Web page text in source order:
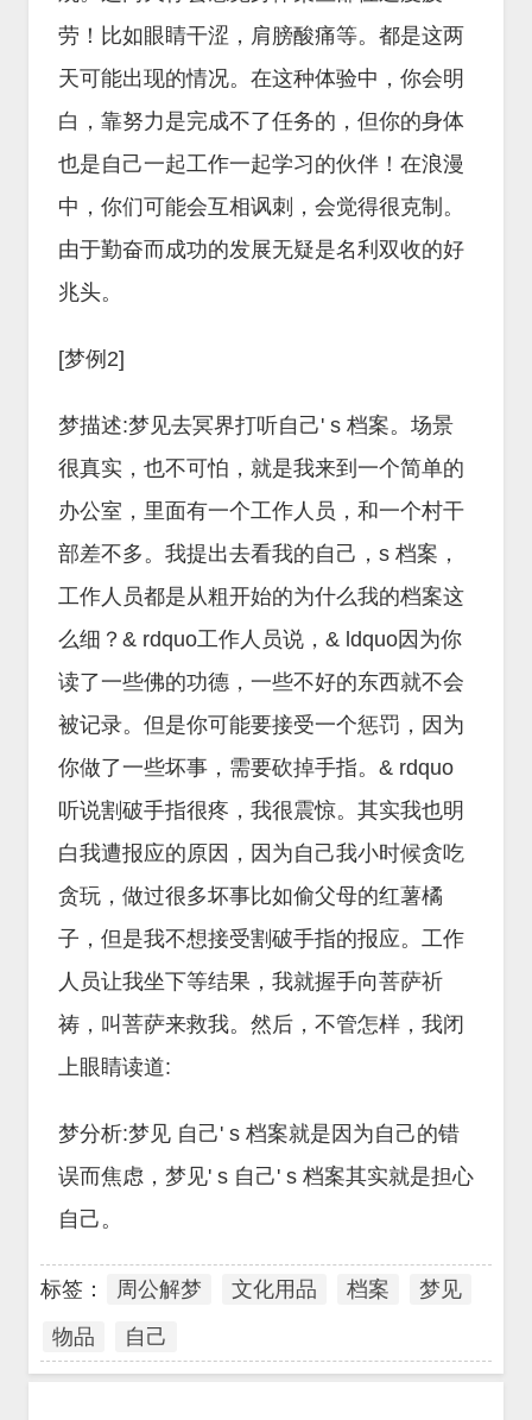
劳！比如眼睛干涩，肩膀酸痛等。都是这两
天可能出现的情况。在这种体验中，你会明
白，靠努力是完成不了任务的，但你的身体
也是自己一起工作一起学习的伙伴！在浪漫
中，你们可能会互相讽刺，会觉得很克制。
由于勤奋而成功的发展无疑是名利双收的好
兆头。
[梦例2]
梦描述:梦见去冥界打听自己' s 档案。场景
很真实，也不可怕，就是我来到一个简单的
办公室，里面有一个工作人员，和一个村干
部差不多。我提出去看我的自己，s 档案，
工作人员都是从粗开始的为什么我的档案这
么细？& rdquo工作人员说，& ldquo因为你
读了一些佛的功德，一些不好的东西就不会
被记录。但是你可能要接受一个惩罚，因为
你做了一些坏事，需要砍掉手指。& rdquo
听说割破手指很疼，我很震惊。其实我也明
白我遭报应的原因，因为自己我小时候贪吃
贪玩，做过很多坏事比如偷父母的红薯橘
子，但是我不想接受割破手指的报应。工作
人员让我坐下等结果，我就握手向菩萨祈
祷，叫菩萨来救我。然后，不管怎样，我闭
上眼睛读道:
梦分析:梦见 自己' s 档案就是因为自己的错
误而焦虑，梦见' s 自己' s 档案其实就是担心
自己。
标签： 周公解梦 文化用品 档案
梦见
物品
自己